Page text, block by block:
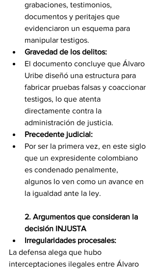
grabaciones, testimonios,
documentos y peritajes que
evidenciaron un esquema para
manipular testigos.
Gravedad de los delitos:
El documento concluye que Álvaro
Uribe diseñó una estructura para
fabricar pruebas falsas y coaccionar
testigos, lo que atenta
directamente contra la
administración de justicia.
Precedente judicial:
Por ser la primera vez, en este siglo
que un expresidente colombiano
es condenado penalmente,
algunos lo ven como un avance en
la igualdad ante la ley.
2. Argumentos que consideran la
decisión INJUSTA
Irregularidades procesales:
La defensa alega que hubo
interceptaciones ilegales entre Álvaro